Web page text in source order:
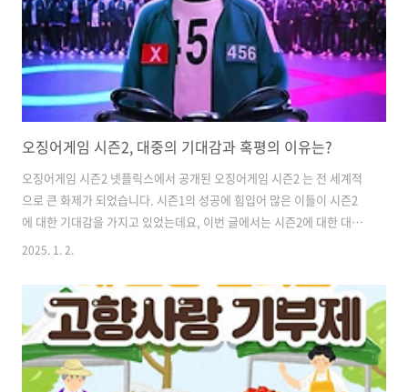
오징어게임 시즌2, 대중의 기대감과 혹평의 이유는?
오징어게임 시즌2 넷플릭스에서 공개된 오징어게임 시즌2 는 전 세계적
으로 큰 화제가 되었습니다. 시즌1의 성공에 힘입어 많은 이들이 시즌2
에 대한 기대감을 가지고 있었는데요, 이번 글에서는 시즌2에 대한 대중
의 기대감과 함께 혹평의 이유, 그리고 시즌3의 공개 일정과 이에 대한 반
즌2 는 2024년 12월 26일에 공개되었습니다. 시즌2 역시 앞서 보여준 긴
장감과 공포를 바탕으로 새로운 이야기를 펼치고 있습니다. 새로운 참가
자들과 다양한 게임들이 등장하여 관객들의 시선을 사로잡고자 합니다.
하지만 이런 기대와는 달리, 시즌2가 받은 혹평은 많은 이들을 놀라게 했
습니다. 💡 오징어게임 시즌2, 핵심내용, 영상 보러가기💡 오징어게임
2025. 1. 2.